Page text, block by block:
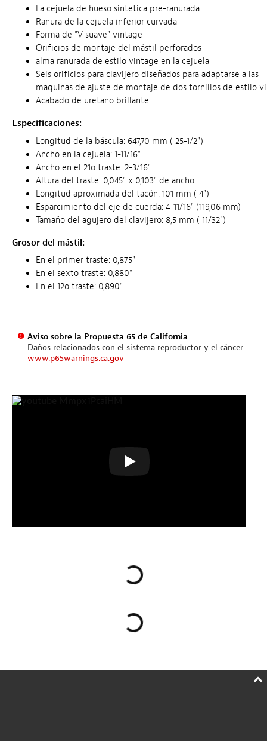
La cejuela de hueso sintética pre-ranurada
Ranura de la cejuela inferior curvada
Forma de "V suave" vintage
Orificios de montaje del mástil perforados
alma ranurada de estilo vintage en la cejuela
Seis orificios para clavijero diseñados para adaptarse a las
máquinas de ajuste de montaje de dos tornillos de estilo
Acabado de uretano brillante
Especificaciones:
Longitud de la báscula: 647,70 mm ( 25-1/2")
Ancho en la cejuela: 1-11/16"
Ancho en el 21o traste: 2-3/16"
Altura del traste: 0,045" x 0,103" de ancho
Longitud aproximada del tacón: 101 mm ( 4")
Esparcimiento del eje de cuerda: 4-11/16" (119,06 mm)
Tamaño del agujero del clavijero: 8,5 mm ( 11/32")
Grosor del mástil:
En el primer traste: 0,875"
En el sexto traste: 0,880"
En el 12o traste: 0,890"
Aviso sobre la Propuesta 65 de California
Daños relacionados con el sistema reproductor y el cáncer
www.p65warnings.ca.gov